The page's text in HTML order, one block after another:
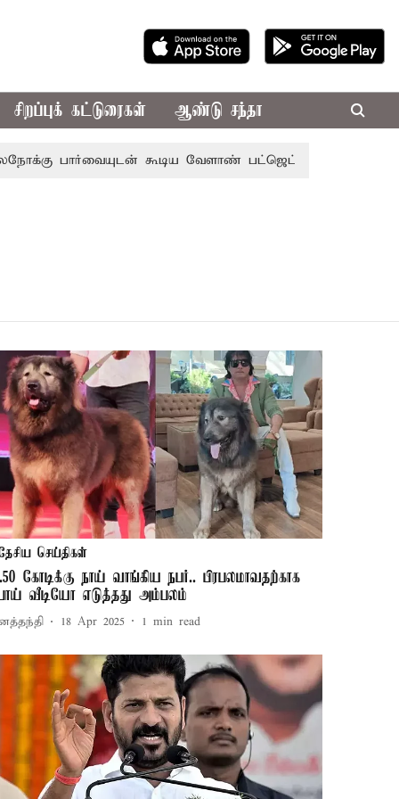
சிறப்புக் கட்டுரைகள் ஆண்டு சந்தா
பார்வையுடன் கூடிய வேளாண் பட்ஜெட்: முதல்-அமைச்சர்
செய்திகள்
கோடிக்கு நாய் வாங்கிய நபர்.. பிரபலமாவதற்காக
வீடியோ எடுத்தது அம்பலம்
18 Apr 2025 1 min read